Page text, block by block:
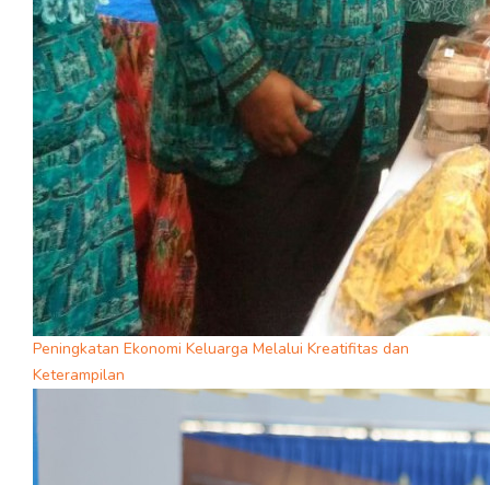
Peningkatan Ekonomi Keluarga Melalui Kreatifitas dan
Keterampilan